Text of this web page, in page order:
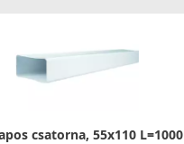
csatorna, 55x110 L=1000